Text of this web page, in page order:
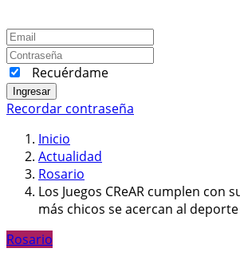
Recuérdame
Ingresar
Recordar contraseña
Inicio
Actualidad
Rosario
Los Juegos CReAR cumplen con
más chicos se acercan al deporte
Rosario